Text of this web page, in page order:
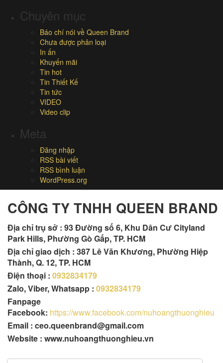
Chuyên mục
Báo chí nói về Queen Brand
Chưa được phân loại
In ấn
Khuyến mãi
Tin hot
Tin Thiết Kế
Tin tức
VIDEO
Video clip
Meta
Đăng nhập
RSS bài viết
RSS bình luận
WordPress.org
CÔNG TY TNHH QUEEN BRAND
Địa chỉ trụ sở : 93 Đường số 6, Khu Dân Cư Cityland
Park Hills, Phường Gò Gấp, TP. HCM
Địa chỉ giao dịch : 387 Lê Văn Khương, Phường Hiệp
Thành, Q. 12, TP. HCM
Điện thoại : 0932834179
Zalo, Viber, Whatsapp : 0932834179
Fanpage
Facebook: https://www.facebook.com/nuhoangthuonghieu
Email : ceo.queenbrand@gmail.com
Website : www.nuhoangthuonghieu.vn